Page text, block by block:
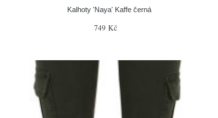
Kalhoty 'Naya' Kaffe černá
749 Kč